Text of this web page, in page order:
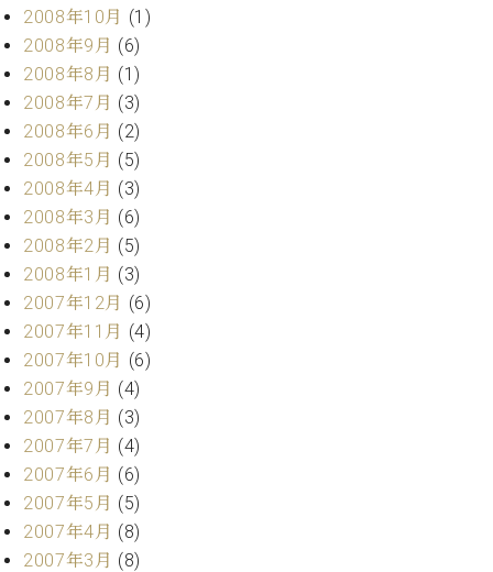
2008年10月 (1)
2008年9月 (6)
2008年8月 (1)
2008年7月 (3)
2008年6月 (2)
2008年5月 (5)
2008年4月 (3)
2008年3月 (6)
2008年2月 (5)
2008年1月 (3)
2007年12月 (6)
2007年11月 (4)
2007年10月 (6)
2007年9月 (4)
2007年8月 (3)
2007年7月 (4)
2007年6月 (6)
2007年5月 (5)
2007年4月 (8)
2007年3月 (8)